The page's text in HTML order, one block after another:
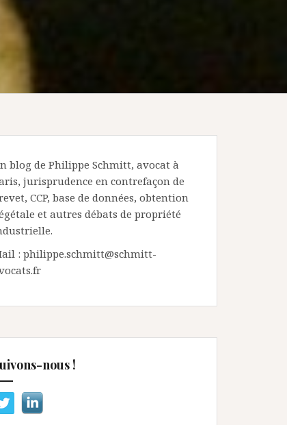
blog de Philippe Schmitt, avocat à
jurisprudence en contrefaçon de
CCP, base de données, obtention
et autres débats de propriété
: philippe.schmitt@schmitt-
nous !